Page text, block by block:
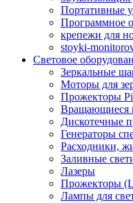
Портативные
Программное
крепежи для
stoyki-
Световое
Зеркальные
Моторы для
Прожекторы
Вращающиеся
Дискотечные
Генераторы
Расходники,
Заливные
Лазеры
Прожекторы
Лампы для